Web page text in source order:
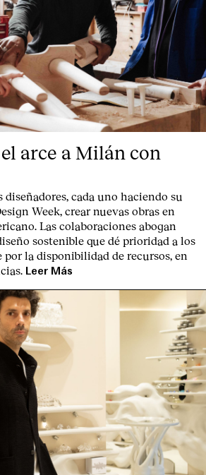
Contacto
arce a Milán con
diseñadores, cada uno haciendo su
Week, crear nuevas obras en
Las colaboraciones abogan
sostenible que dé prioridad a los
por la disponibilidad de recursos, en
Leer Más